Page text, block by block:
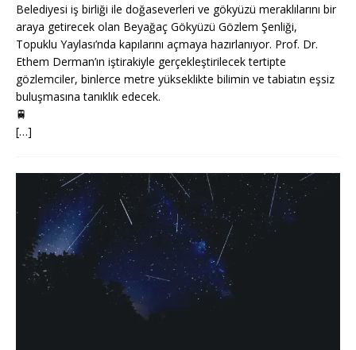
Belediyesi iş birliği ile doğaseverleri ve gökyüzü meraklılarını bir
araya getirecek olan Beyağaç Gökyüzü Gözlem Şenliği,
Topuklu Yaylası’nda kapılarını açmaya hazırlanıyor. Prof. Dr.
Ethem Derman’ın iştirakiyle gerçekleştirilecek tertipte
gözlemciler, binlerce metre yükseklikte bilimin ve tabiatın eşsiz
buluşmasına tanıklık edecek.
🚆
[…]